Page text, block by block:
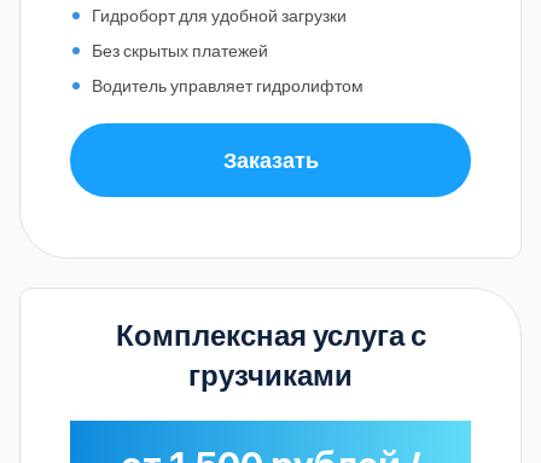
Гидроборт для удобной загрузки
Без скрытых платежей
Водитель управляет гидролифтом
Заказать
Комплексная услуга с
грузчиками